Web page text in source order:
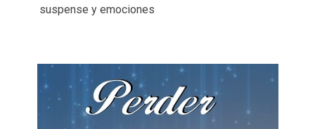
suspense y emociones